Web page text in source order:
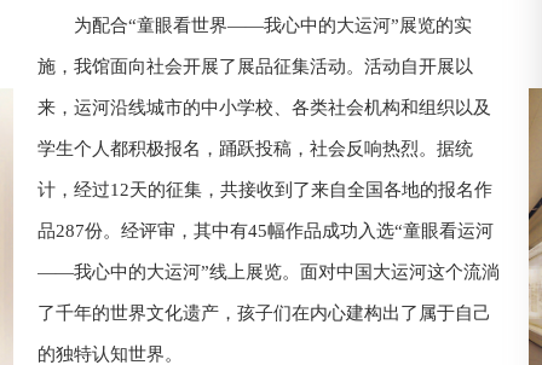
为配合“童眼看世界——我心中的大运河”展览的实
施，我馆面向社会开展了展品征集活动。活动自开展以
来，运河沿线城市的中小学校、各类社会机构和组织以及
学生个人都积极报名，踊跃投稿，社会反响热烈。据统
计，经过12天的征集，共接收到了来自全国各地的报名作
品287份。经评审，其中有45幅作品成功入选“童眼看运河
——我心中的大运河”线上展览。面对中国大运河这个流淌
了千年的世界文化遗产，孩子们在内心建构出了属于自己
的独特认知世界。